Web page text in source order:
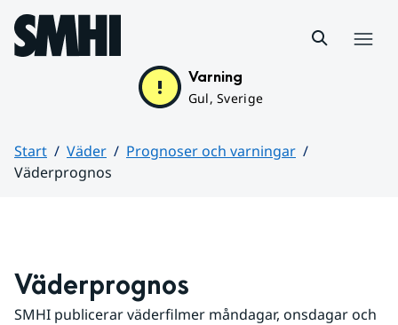
Hoppa till sidans innehåll
Varning
Gul, Sverige
Start Väder
Prognoser och varningar
Väderprognos
Väderprognos
SMHI publicerar väderfilmer måndagar, onsdagar och